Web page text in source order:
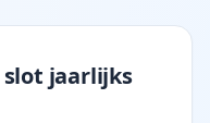
slot jaarlijks